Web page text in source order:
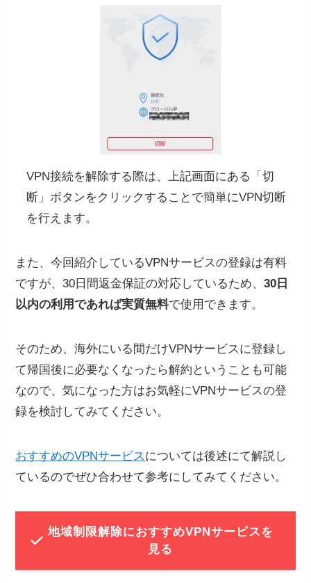
VPN接続を解除する際は、上記画面にある「切
断」ボタンをクリックすることで簡単にVPN切断
を行えます。
また、今回紹介しているVPNサービスの登録は有料
ですが、30日間返金保証の対応しているため、30日
以内の利用であれば実質無料で使用できます。
そのため、海外にいる間だけVPNサービスに登録し
て帰国後に必要なくなったら解約ということも可能
なので、気になった方はお気軽にVPNサービスの登
録を検討してみてください。
おすすめのVPNサービスについては後述にて解説し
ているのでぜひ合わせて参考にしてみてください。
地域制限解除におすすめVPNサービスを
見る